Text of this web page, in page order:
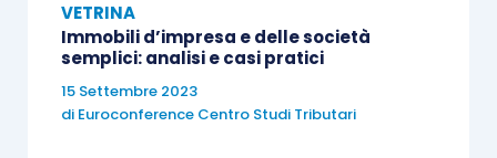
Full costinge Direct costing
Costo medio
Costo marginale
VETRINA
Immobili d’impresa e delle società
semplici: analisi e casi pratici
15 Settembre 2023
di Euroconference Centro Studi Tributari